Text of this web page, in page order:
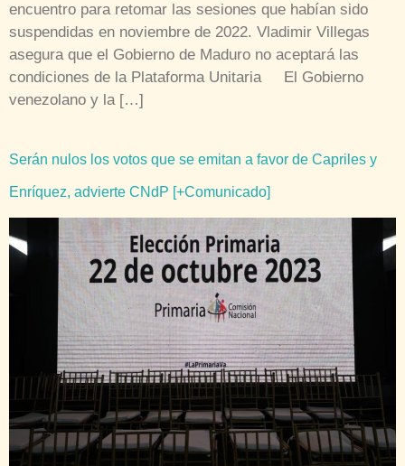
encuentro para retomar las sesiones que habían sido
suspendidas en noviembre de 2022. Vladimir Villegas
asegura que el Gobierno de Maduro no aceptará las
condiciones de la Plataforma Unitaria El Gobierno
venezolano y la […]
Serán nulos los votos que se emitan a favor de Capriles y
Enríquez, advierte CNdP [+Comunicado]